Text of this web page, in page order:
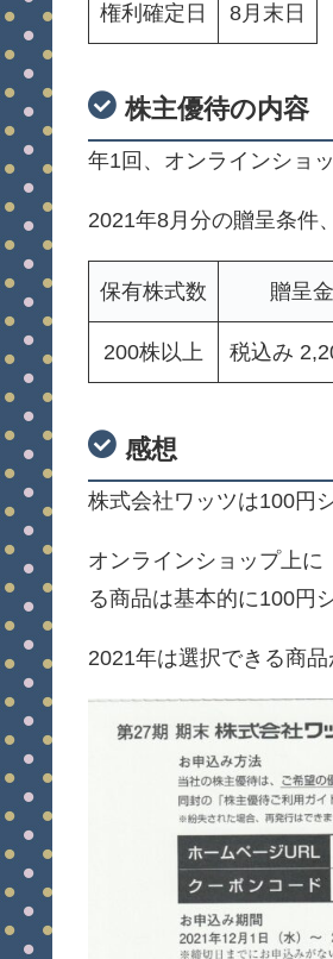
権利確定日 8月末日
株主優待の内容
年1回、オンラインショ
2021年8月分の贈呈条件
保有株式数 贈呈
200株以上 税込み
感想
株式会社ワッツは100円
オンラインショップ上に
る商品は基本的に100円
2021年は選択できる商